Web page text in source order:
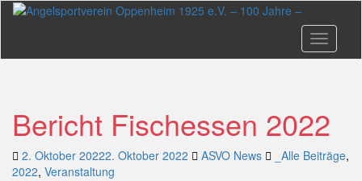
Skip
content
Toggle
Bericht Fischessen 2022
2. Oktober 20222. Oktober 2022 ASVO News _Alle Beiträge,
2022, Veranstaltung